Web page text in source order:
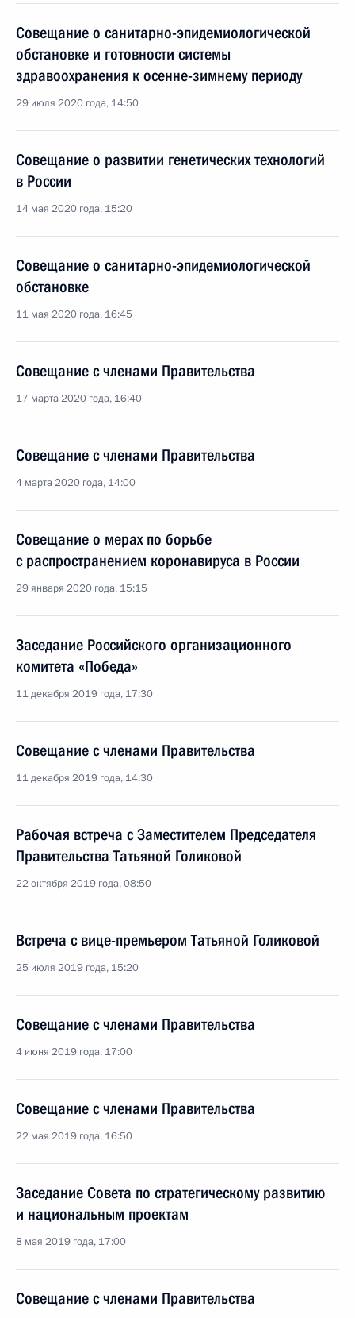
Совещание о санитарно-эпидемиологической
обстановке и готовности системы
здравоохранения к осенне-зимнему периоду
29 июля 2020 года, 14:50
Совещание о развитии генетических технологий
в России
14 мая 2020 года, 15:20
Совещание о санитарно-эпидемиологической
обстановке
11 мая 2020 года, 16:45
Совещание с членами Правительства
17 марта 2020 года, 16:40
Совещание с членами Правительства
4 марта 2020 года, 14:00
Совещание о мерах по борьбе
с распространением коронавируса в России
29 января 2020 года, 15:15
Заседание Российского организационного
комитета «Победа»
11 декабря 2019 года, 17:30
Совещание с членами Правительства
11 декабря 2019 года, 14:30
Рабочая встреча с Заместителем Председателя
Правительства Татьяной Голиковой
22 октября 2019 года, 08:50
Встреча с вице-премьером Татьяной Голиковой
25 июля 2019 года, 15:20
Совещание с членами Правительства
4 июня 2019 года, 17:00
Совещание с членами Правительства
22 мая 2019 года, 16:50
Заседание Совета по стратегическому развитию
и национальным проектам
8 мая 2019 года, 17:00
Совещание с членами Правительства